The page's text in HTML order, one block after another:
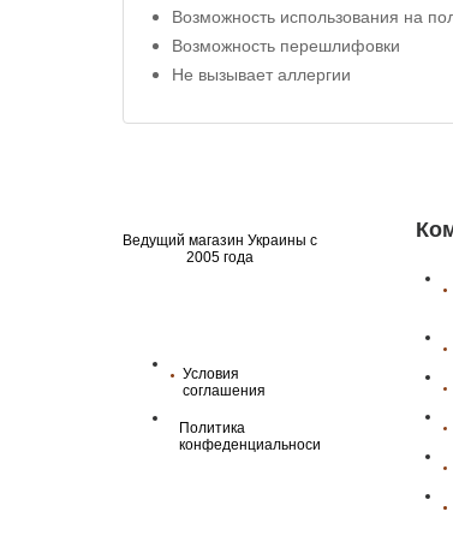
Возможность использования на
Возможность перешлифовки
Не вызывает аллергии
Ведущий магазин Украины с
2005 года
Условия
соглашения
Политика
конфеденциальноси